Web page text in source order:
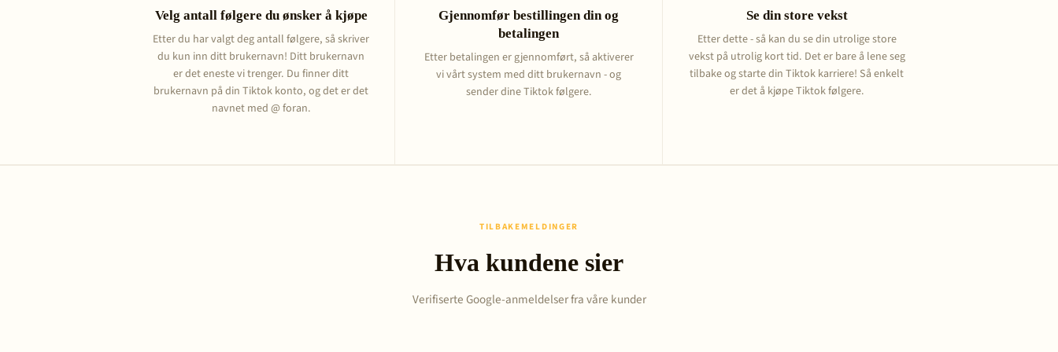
Velg antall følgere du ønsker å kjøpe
Etter du har valgt deg antall følgere, så skriver
du kun inn ditt brukernavn! Ditt brukernavn
er det eneste vi trenger. Du finner ditt
brukernavn på din Tiktok konto, og det er det
navnet med @ foran.
Gjennomfør bestillingen din og
betalingen
Etter betalingen er gjennomført, så aktiverer
vi vårt system med ditt brukernavn - og
sender dine Tiktok følgere.
Se din store vekst
Etter dette - så kan du se din utrolige store
vekst på utrolig kort tid. Det er bare å lene seg
tilbake og starte din Tiktok karriere! Så enkelt
er det å kjøpe Tiktok følgere.
TILBAKEMELDINGER
Hva kundene sier
Verifiserte Google-anmeldelser fra våre kunder